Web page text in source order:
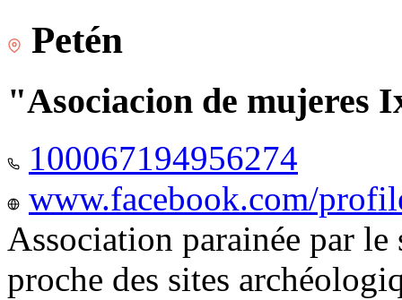
Petén
"Asociacion de mujeres
100067194956274
www.facebook.com/
Association parainée par
proche des sites